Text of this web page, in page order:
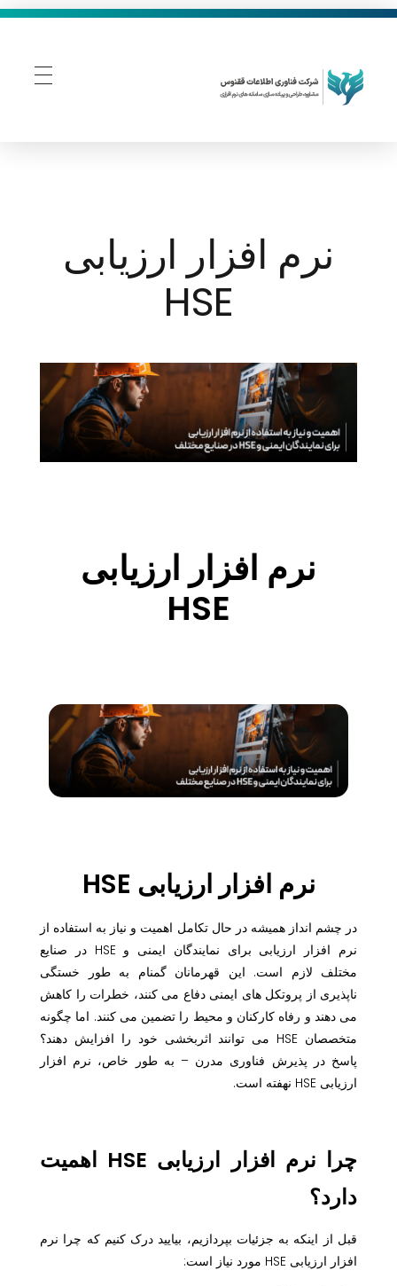
نرم افزار ارزیابی
HSE
نرم افزار ارزیابی
HSE
نرم افزار ارزیابی HSE
در چشم انداز همیشه در حال تکامل اهمیت و نیاز به استفاده از
نرم افزار ارزیابی برای نمایندگان ایمنی و HSE در صنایع
مختلف لازم است. این قهرمانان گمنام به طور خستگی
ناپذیری از پروتکل های ایمنی دفاع می کنند، خطرات را کاهش
می دهند و رفاه کارکنان و محیط را تضمین می کنند. اما چگونه
متخصصان HSE می توانند اثربخشی خود را افزایش دهند؟
پاسخ در پذیرش فناوری مدرن – به طور خاص، نرم افزار
ارزیابی HSE نهفته است.
چرا نرم افزار ارزیابی HSE اهمیت
دارد؟
قبل از اینکه به جزئیات بپردازیم، بیایید درک کنیم که چرا نرم
افزار ارزیابی HSE مورد نیاز است: